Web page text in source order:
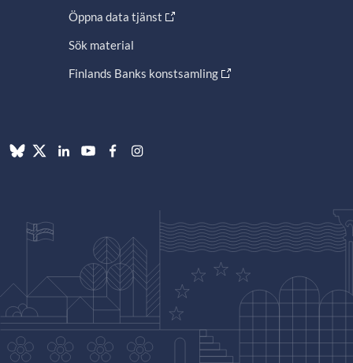
Öppna data tjänst
Sök material
Finlands Banks konstsamling